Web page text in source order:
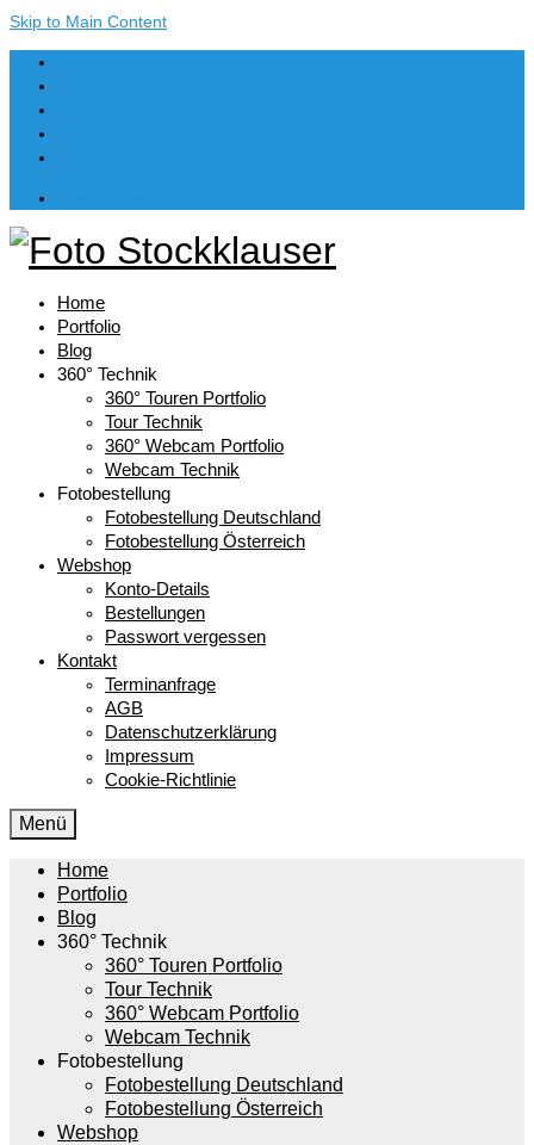
Skip to Main Content
Home
Portfolio
Blog
360° Technik
360° Touren Portfolio
Tour Technik
360° Webcam Portfolio
Webcam Technik
Fotobestellung
Fotobestellung Deutschland
Fotobestellung Österreich
Webshop
Konto-Details
Bestellungen
Passwort vergessen
Kontakt
Terminanfrage
AGB
Datenschutzerklärung
Impressum
Cookie-Richtlinie
Menü
Home
Portfolio
Blog
360° Technik
360° Touren Portfolio
Tour Technik
360° Webcam Portfolio
Webcam Technik
Fotobestellung
Fotobestellung Deutschland
Fotobestellung Österreich
Webshop